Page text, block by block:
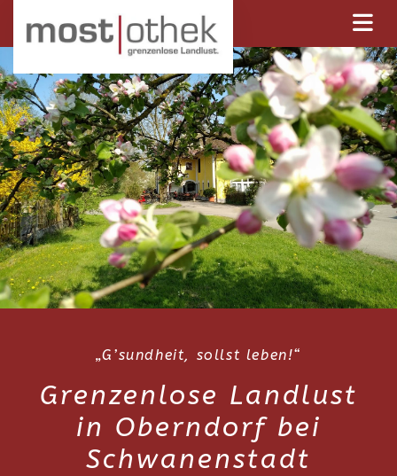
„G’sundheit, sollst leben!“
Grenzenlose Landlust
in Oberndorf bei
Schwanenstadt